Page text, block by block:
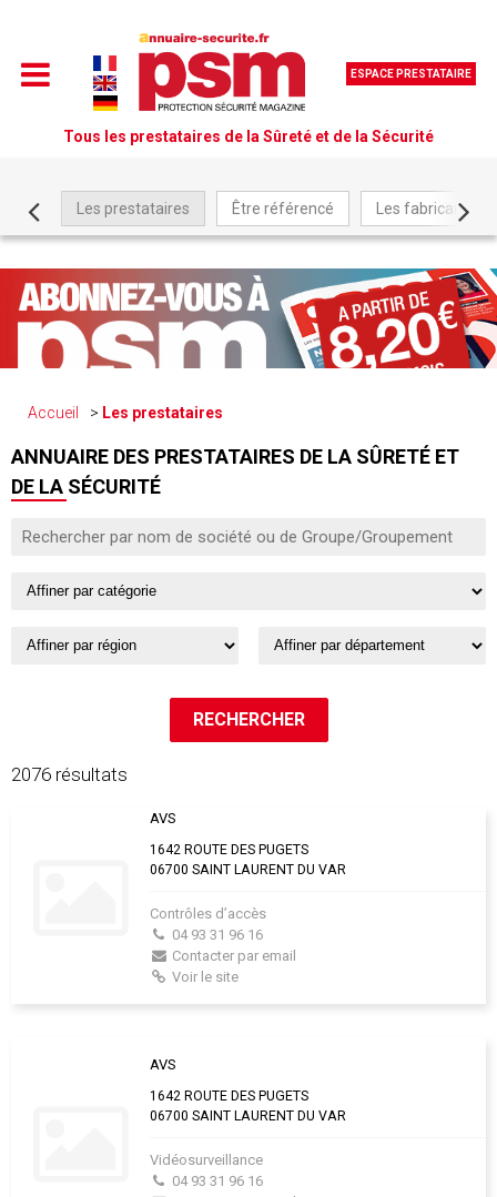
ESPACE PRESTATAIRE
Tous les prestataires de la Sûreté et de la Sécurité
Les prestataires Être référencé Les fabricants
Accueil Les prestataires
ANNUAIRE DES PRESTATAIRES DE LA SÛRETÉ ET
DE LA SÉCURITÉ
2076 résultats
AVS
1642 ROUTE DES PUGETS
06700 SAINT LAURENT DU VAR
Contrôles d’accès
04 93 31 96 16
Contacter par email
Voir le site
AVS
1642 ROUTE DES PUGETS
06700 SAINT LAURENT DU VAR
Vidéosurveillance
04 93 31 96 16